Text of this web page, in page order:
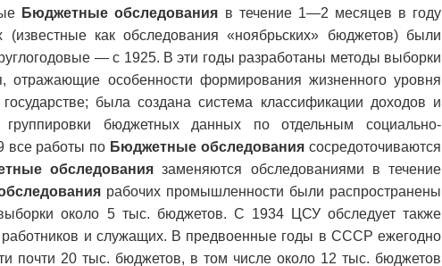
Бюджетные обследования в течение 1—2 месяцев в году
как обследования «ноябрьских» бюджетов) были
— с 1925. В эти годы разработаны методы выборки
отражающие особенности формирования жизненного уровня
была создана система классификации доходов и
бюджетных данных по отдельным социально-
все работы по Бюджетные обследования сосредоточиваются
обследования заменяются обследованиями в течение
рабочих промышленности были распространены
около 5 тыс. бюджетов. С 1934 ЦСУ обследует также
работников и служащих. В предвоенные годы в СССР ежегодно
почти 20 тыс. бюджетов, в том числе около 12 тыс. бюджетов